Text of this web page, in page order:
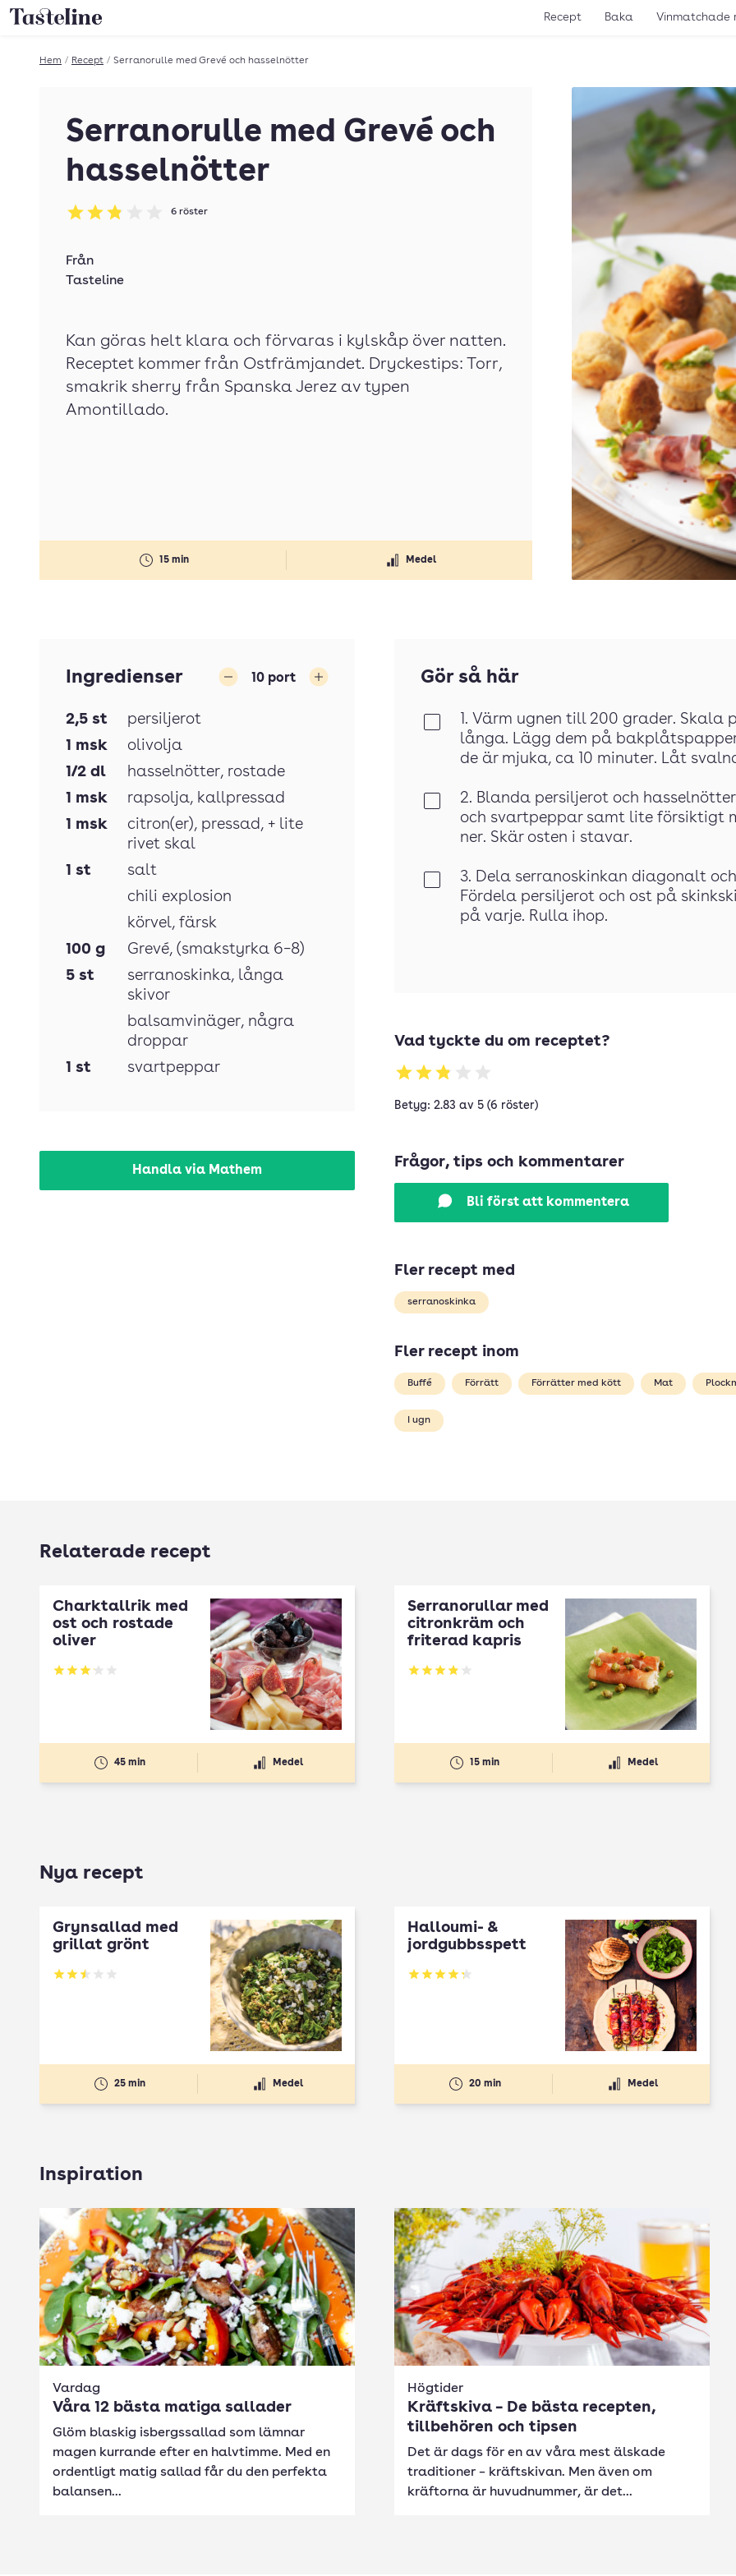
Till Tastelines startsida Recept Baka Vinmatchade
Hem / Recept / Serranorulle med Grevé och hasselnötter
Serranorulle med Grevé och
hasselnötter
Betyg: 2.83 av 5
6 röster
15 min Medel
Från
Tasteline
Kan göras helt klara och förvaras i kylskåp över natten.
Receptet kommer från Ostfrämjandet. Dryckestips: Torr,
smakrik sherry från Spanska Jerez av typen
Amontillado.
Ingredienser 10 port
2,5 st
persiljerot
1 msk
olivolja
1/2 dl hasselnötter, rostade
1 msk rapsolja, kallpressad
1 msk citron(er), pressad, + lite
rivet skal
1 st
salt
chili explosion
körvel, färsk
100 g Grevé, (smakstyrka 6–8)
5 st serranoskinka, långa
skivor
balsamvinäger, några
droppar
1 st svartpeppar
Handla via Mathem
Gör så här
1. Värm ugnen till 200 grader. Skala
långa. Lägg dem på
de är mjuka, ca 10 minuter. Låt
2. Blanda persiljerot och
och svartpeppar samt lite försiktigt
ner. Skär osten i stavar.
3. Dela serranoskinkan diagonalt
Fördela persiljerot och ost på
på varje. Rulla ihop.
Vad tyckte du om receptet?
Betyg: 2.83 av 5 (6 röster)
Frågor, tips och kommentarer
Bli först att kommentera
Fler recept med
serranoskinka
Fler recept inom
Buffé Förrätt Förrätter med kött Mat
I ugn
Relaterade recept
Charktallrik med
ost och rostade
oliver
Betyg: 3.13 av 5
45 min Medel
Serranorullar med
citronkräm och
friterad kapris
Betyg: 3.89 av 5
15 min Medel
Nya recept
Grynsallad med
grillat grönt
Betyg: 2.5 av 5
25 min Medel
Halloumi- &
jordgubbsspett
Betyg: 4.3 av 5
20 min Medel
Inspiration
Vardag
Våra 12 bästa matiga sallader
Glöm blaskig isbergssallad som lämnar
magen kurrande efter en halvtimme. Med en
ordentligt matig sallad får du den perfekta
balansen...
Högtider
Kräftskiva – De bästa recepten,
tillbehören och tipsen
Det är dags för en av våra mest älskade
traditioner – kräftskivan. Men även om
kräftorna är huvudnummer, är det...